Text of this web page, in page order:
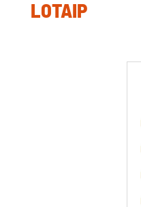
LOTAIP